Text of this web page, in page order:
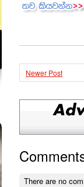
Newer Post
There are no